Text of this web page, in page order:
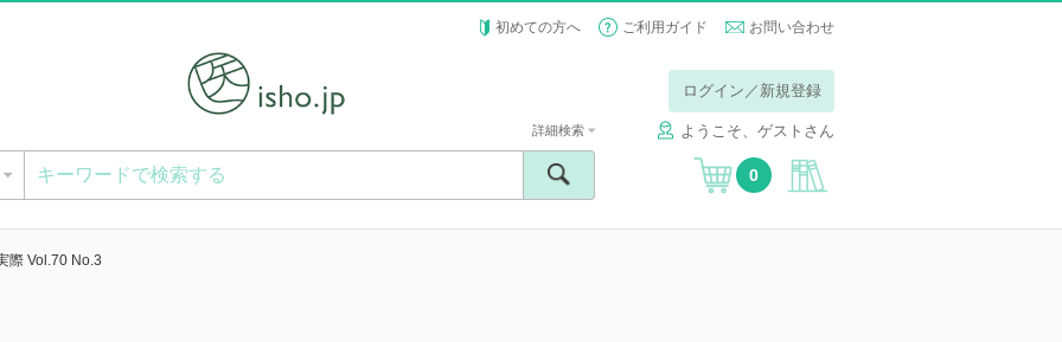
初めての方へ ご利用ガイド お問い合わせ
ログイン／新規登録
ようこそ、ゲストさん
詳細検索
0
際 Vol.70 No.3